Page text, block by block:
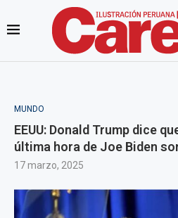
MUNDO
EEUU: Donald Trump dice
última hora de Joe Biden
17 marzo, 2025